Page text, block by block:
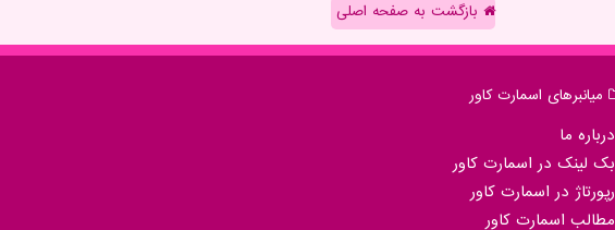
بازگشت به صفحه اصلی
میانبرهای اسمارت كاور
درباره ما
بک لینک در اسمارت كاور
رپورتاژ در اسمارت كاور
مطالب اسمارت كاور